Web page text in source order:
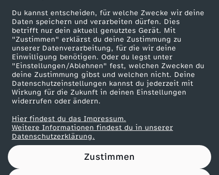
Du kannst entscheiden, für welche Zwecke wir deine
Daten speichern und verarbeiten dürfen. Dies
betrifft nur dein aktuell genutztes Gerät. Mit
"Zustimmen" erklärst du deine Zustimmung zu
unserer Datenverarbeitung, für die wir deine
Einwilligung benötigen. Oder du legst unter
"Einstellungen/Ablehnen" fest, welchen Zwecken du
deine Zustimmung gibst und welchen nicht. Deine
Datenschutzeinstellungen kannst du jederzeit mit
Wirkung für die Zukunft in deinen Einstellungen
widerrufen oder ändern.
Hier findest du das Impressum.
Weitere Informationen findest du in unserer
Datenschutzerklärung.
Zustimmen
ZDF goes Schule
Werbefernsehen
Mainzelmännchen
Partner